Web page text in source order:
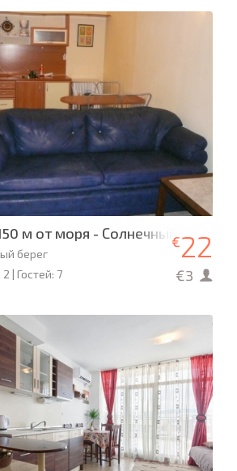
м от моря - Солнечный берег
берег
| Гостей: 7
€22
€3